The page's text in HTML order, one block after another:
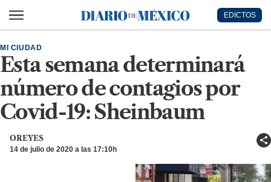
Diario de México
EDICTOS
Esta semana determinará
número de contagios por
Covid-19: Sheinbaum
MI CIUDAD
OREYES
14 de julio de 2020 a las 17:10h